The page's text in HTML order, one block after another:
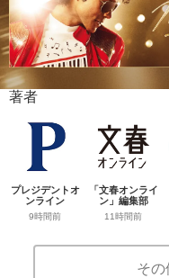
著者
プレジデントオ
ンライン
9時間前
「文春オンライ
ン」編集部
11時間前
その